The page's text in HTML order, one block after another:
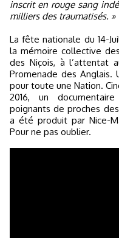
inscrit en rouge sang
milliers des traumatisés. »
La fête nationale du 14-
la mémoire collective
des Niçois, à l’attentat
Promenade des
pour toute une Nation.
2016, un
poignants de proches
a été produit par Nice-
Pour ne pas oublier.